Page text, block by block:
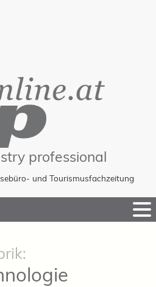
professional
und Tourismusfachzeitung